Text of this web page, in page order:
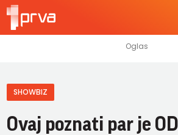
SHOWBIZ
Ovaj poznati par je